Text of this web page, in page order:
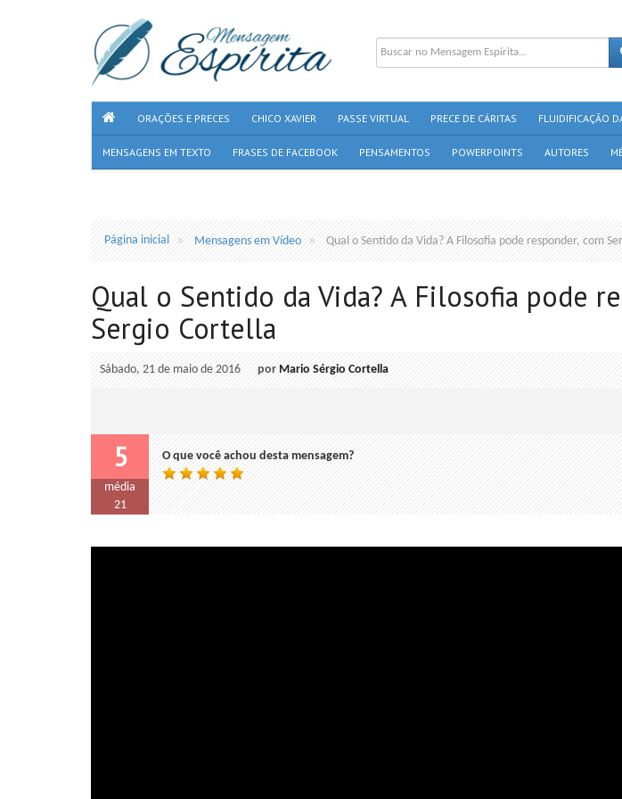
ORAÇÕES E PRECES CHICO XAVIER PASSE VIRTUAL PRECE DE CÁRITAS FLUIDIFICAÇÃO
MENSAGENS EM TEXTO FRASES DE FACEBOOK PENSAMENTOS POWERPOINTS AUTORES
Página inicial Mensagens em Vídeo Qual o Sentido da Vida? A Filosofia pode responder, com
Qual o Sentido da Vida? A Filosofia pode
Sergio Cortella
Sábado, 21 de maio de 2016 porMario Sérgio Cortella
5
média
21
O que você achou desta mensagem?